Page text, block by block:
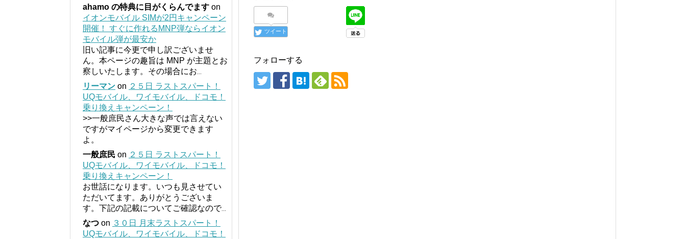
ツイート
フォローする
ahamo の特典に目がくらんでます on
イオンモバイル SIMが2円キャンペーン
開催！ すぐに作れるMNP弾ならイオン
モバイル弾が最安か
旧い記事に今更で申し訳ございませ
ん。本ページの趣旨は MNP が主題とお
察しいたします。その場合にお
リーマン on ２５日 ラストスパート！
UQモバイル、ワイモバイル、ドコモ！
乗り換えキャンペーン！
>>一般庶民さん大きな声では言えない
ですがマイページから変更できます
よ。
一般庶民 on ２５日 ラストスパート！
UQモバイル、ワイモバイル、ドコモ！
乗り換えキャンペーン！
お世話になります。いつも見させてい
ただいてます。ありがとうございま
す。下記の記載についてご確認なので...
なつ on ３０日 月末ラストスパート！
UQモバイル、ワイモバイル、ドコモ！